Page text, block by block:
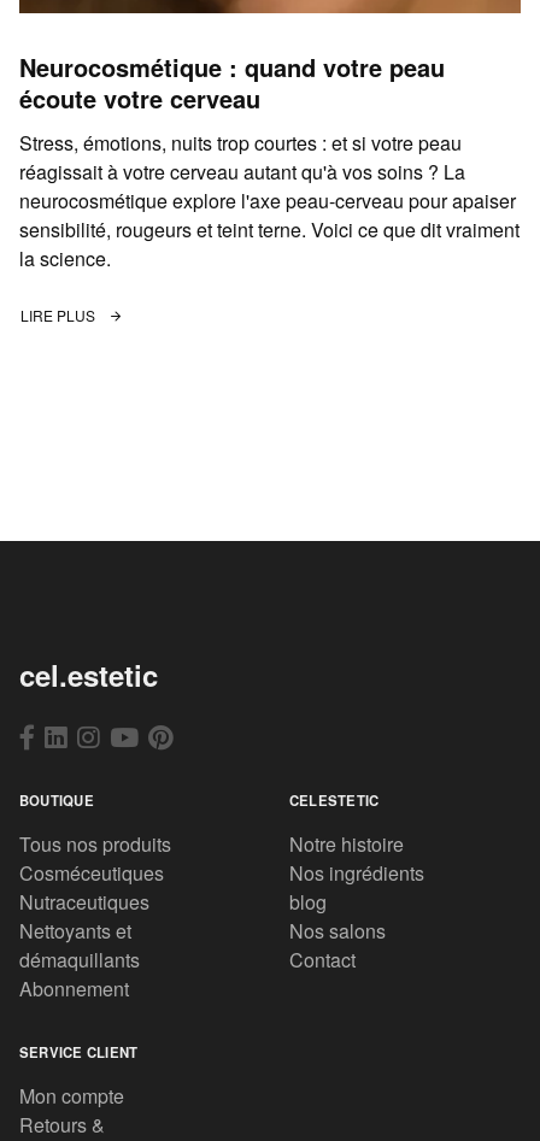
Neurocosmétique : quand votre peau
écoute votre cerveau
Stress, émotions, nuits trop courtes : et si votre peau
réagissait à votre cerveau autant qu'à vos soins ? La
neurocosmétique explore l'axe peau-cerveau pour apaiser
sensibilité, rougeurs et teint terne. Voici ce que dit vraiment
la science.
LIRE PLUS
cel.estetic
BOUTIQUE
Tous nos produits
Cosméceutiques
Nutraceutiques
Nettoyants et
démaquillants
Abonnement
CELESTETIC
Notre histoire
Nos ingrédients
blog
Nos salons
Contact
SERVICE CLIENT
Mon compte
Retours &